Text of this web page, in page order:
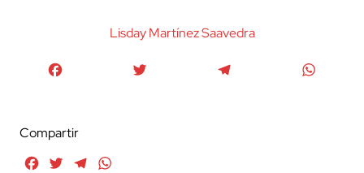
Lisday Martínez Saavedra
Compartir
FacebookTwitterTelegram